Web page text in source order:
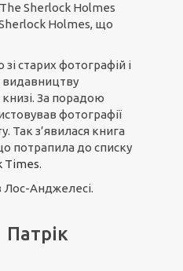
Sherlock Holmes
Holmes, що
зі старих фотографій і
видавництву
За порадою
фотографії
Так з’явилася книга
потрапила до списку
Times.
Лос-Анджелесі.
Патрік